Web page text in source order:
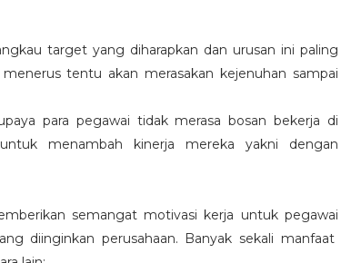
target yang diharapkan dan urusan ini paling
tentu akan merasakan kejenuhan sampai
para pegawai tidak merasa bosan bekerja di
menambah kinerja mereka yakni dengan
semangat motivasi kerja untuk pegawai
diinginkan perusahaan. Banyak sekali manfaat